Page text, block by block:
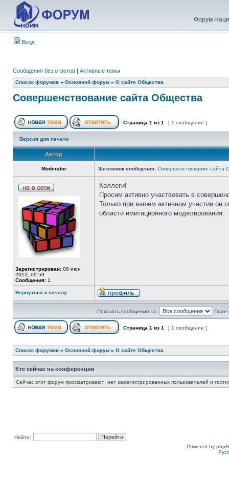
Форум
Вход
Сообщения без ответов | Активные темы
Список форумов » Основной форум » О сайте Общества
Совершенствование сайта Общества
Страница 1 из 1 [ 1 сообщение ]
Версия для печати
Автор
Moderator Заголовок сообщения: Совершенствование сайта
Зарегистрирован: 08 июн
2012, 09:59
Сообщения: 1
Коллеги!
Просим активно участвовать в
Только при вашем активном участии он
области имитационного моделирования.
Вернуться к началу
Показать сообщения за: Поле
Страница 1 из 1 [ 1 сообщение ]
Список форумов » Основной форум » О сайте Общества
Кто сейчас на конференции
Сейчас этот форум просматривают: нет зарегистрированных пользователей и
Найти:
Powered by